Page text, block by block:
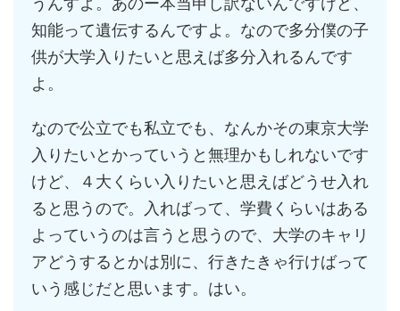
知能って遺伝するんですよ。なので多分僕の子
供が大学入りたいと思えば多分入れるんです
よ。
なので公立でも私立でも、なんかその東京大学
入りたいとかっていうと無理かもしれないです
けど、４大くらい入りたいと思えばどうせ入れ
ると思うので。入ればって、学費くらいはある
よっていうのは言うと思うので、大学のキャリ
アどうするとかは別に、行きたきゃ行けばって
いう感じだと思います。はい。